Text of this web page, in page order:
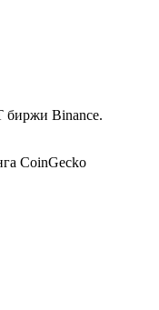
биржи Binance.
CoinGecko